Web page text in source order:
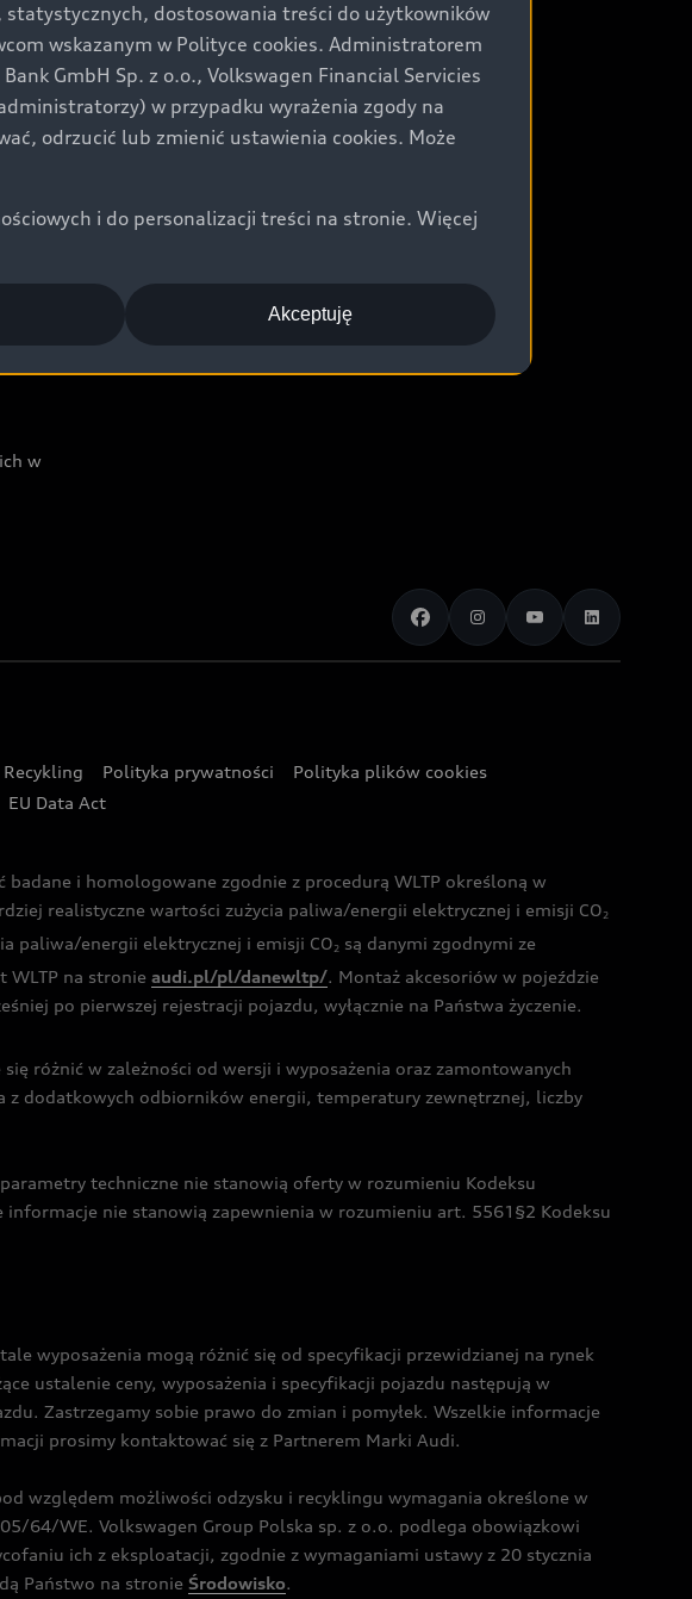
w
Recykling Polityka prywatności
Polityka plików cookies
EU Data Act
i homologowane zgodnie z procedurą WLTP określoną w
realistyczne wartości zużycia paliwa/energii elektrycznej i emisji CO2
paliwa/energii elektrycznej i emisji CO2 są danymi zgodnymi ze
WLTP na stronie audi.pl/pl/danewltp/. Montaż akcesoriów w pojeździe
po pierwszej rejestracji pojazdu, wyłącznie na Państwa życzenie.
różnić w zależności od wersji i wyposażenia oraz zamontowanych
z dodatkowych odbiorników energii, temperatury zewnętrznej, liczby
techniczne nie stanowią oferty w rozumieniu Kodeksu
nie stanowią zapewnienia w rozumieniu art. 5561§2 Kodeksu
wyposażenia mogą różnić się od specyfikacji przewidzianej na rynek
ustalenie ceny, wyposażenia i specyfikacji pojazdu następują w
Zastrzegamy sobie prawo do zmian i pomyłek. Wszelkie informacje
prosimy kontaktować się z Partnerem Marki Audi.
względem możliwości odzysku i recyklingu wymagania określone w
64/WE. Volkswagen Group Polska sp. z o.o. podlega obowiązkowi
ich z eksploatacji, zgodnie z wymaganiami ustawy z 20 stycznia
Państwo na stronie Środowisko.
dostosowania treści do użytkowników
wskazanym w Polityce cookies. Administratorem
GmbH Sp. z o.o., Volkswagen Financial Servicies
w przypadku wyrażenia zgody na
odrzucić lub zmienić ustawienia cookies. Może
i do personalizacji treści na stronie. Więcej
Akceptuję